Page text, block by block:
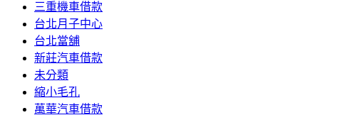
三重機車借款
台北月子中心
台北當舖
新莊汽車借款
未分類
縮小毛孔
萬華汽車借款